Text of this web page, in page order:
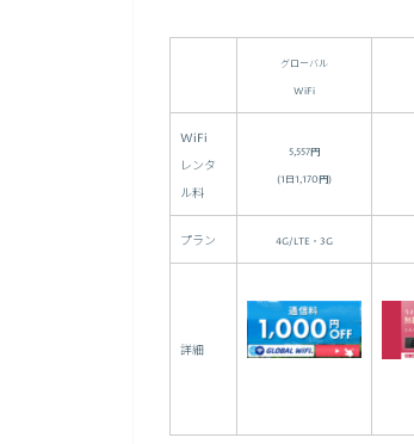
グローバル
WiFi
WiFi
レンタ
ル料
5,557円
(1日1,170円)
プラン 4G/LTE・3G
詳細